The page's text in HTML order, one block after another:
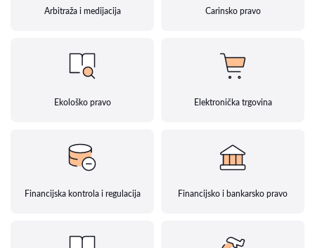
Arbitraža i medijacija Carinsko pravo
Ekološko pravo Elektronička trgovina
Financijska kontrola i regulacija Financijsko i bankarsko pravo